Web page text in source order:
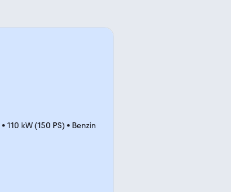
• 110 kW (150 PS) • Benzin